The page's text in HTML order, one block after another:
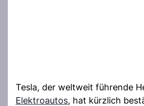
Tesla, der weltweit führende
Elektroautos, hat kürzlich